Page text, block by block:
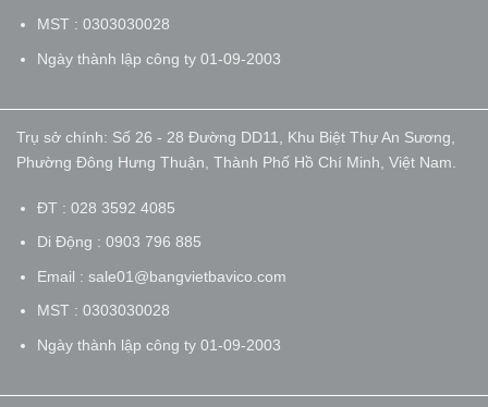
MST : 0303030028
Ngày thành lập công ty 01-09-2003
Trụ sở chính: Số 26 - 28 Đường DD11, Khu Biệt Thự An Sương,
Phường Đông Hưng Thuận, Thành Phố Hồ Chí Minh, Việt Nam.
ĐT : 028 3592 4085
Di Động : 0903 796 885
Email : sale01@bangvietbavico.com
MST : 0303030028
Ngày thành lập công ty 01-09-2003